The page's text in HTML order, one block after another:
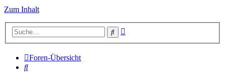
Zum Inhalt
Suche
Foren-Übersicht
Suche